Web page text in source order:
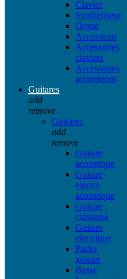
Clavier
Synthetiseur
Orgue
Accordeon
Accessoires
claviers
Accessoires
accordeons
Guitares
add
remove
Guitares
add
remove
Guitare
acoustique
Guitare
electro
acoustique
Guitare
classique
Guitare
electrique
Packs
guitare
Basse